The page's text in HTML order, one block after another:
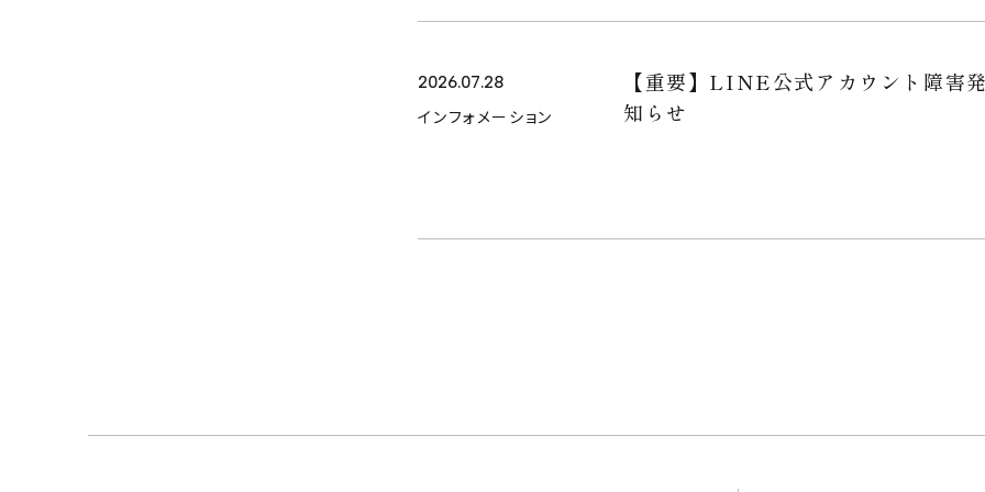
2026.07.28
インフォメーション
【重要】LINE公式アカウント障害
知らせ